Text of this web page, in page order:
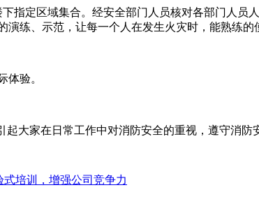
定区域集合。经安全部门人员核对各部门人员
练、示范，让每一个人在发生火灾时，能熟练的
验。
家在日常工作中对消防安全的重视，遵守消防
式培训，增强公司竞争力